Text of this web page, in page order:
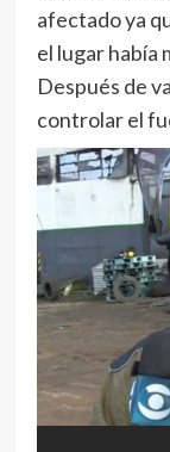
afectado ya
el lugar había
Después de
controlar el